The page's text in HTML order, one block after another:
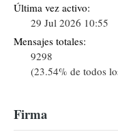
Última vez activo:
29 Jul 2026 10:55
Mensajes totales:
9298
(23.54% de todos
Firma